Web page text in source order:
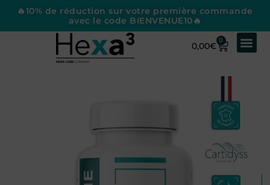
🔥10% de réduction sur votre première commande
avec le code BIENVENUE10🔥
0,00€
0